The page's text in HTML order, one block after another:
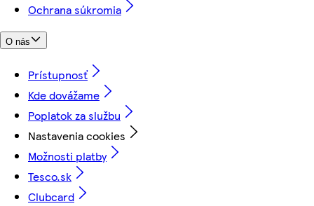
Ochrana súkromia
O nás
Prístupnosť
Kde dovážame
Poplatok za službu
Nastavenia cookies
Možnosti platby
Tesco.sk
Clubcard